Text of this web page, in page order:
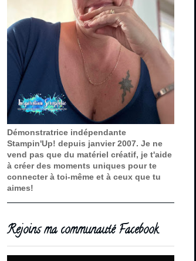
Démonstratrice indépendante
Stampin'Up! depuis janvier 2007. Je ne
vend pas que du matériel créatif, je t'aide
à créer des moments uniques pour te
connecter à toi-même et à ceux que tu
aimes!
Rejoins ma communauté Facebook